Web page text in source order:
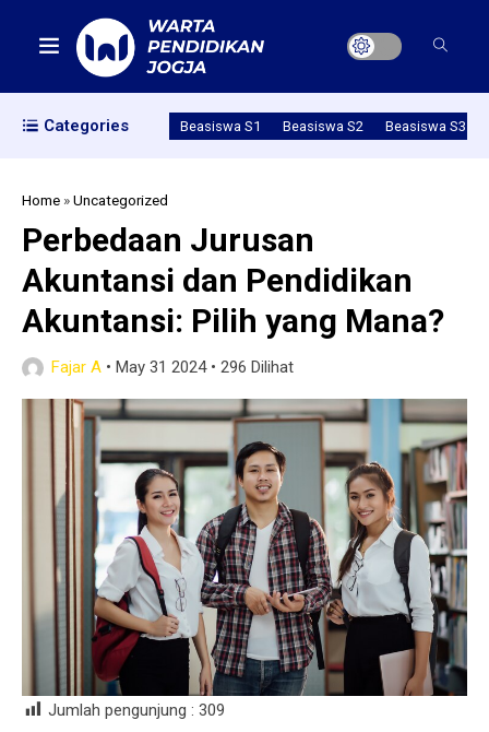
Categories Beasiswa S1 Beasiswa S2 Beasiswa S3
Home »Uncategorized
Perbedaan Jurusan
Akuntansi dan Pendidikan
Akuntansi: Pilih yang Mana?
Fajar A • May 31 2024• 296 Dilihat
Jumlah pengunjung : 309